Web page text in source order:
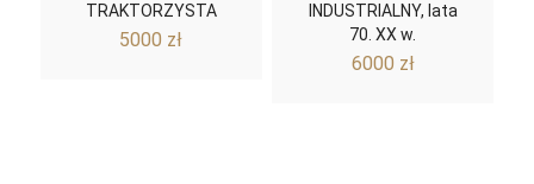
TRAKTORZYSTA
5000 zł
INDUSTRIALNY, lata
70. XX w.
6000 zł